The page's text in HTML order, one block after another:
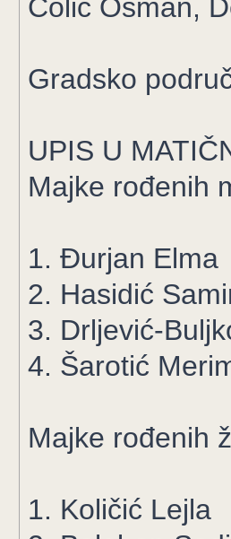
Čolić Osman,
Gradsko
UPIS U
Majke rođenih
1. Đurjan Elma
2. Hasidić
3. Drljević-
4. Šarotić
Majke rođenih
1. Količić Lejla